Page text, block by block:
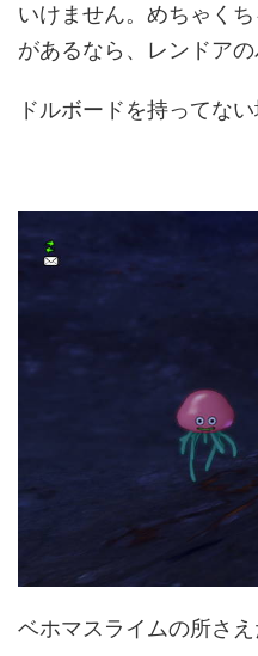
いけません。めちゃく
があるなら、レンドア
ドルボードを持ってな
ベホマスライムの所さ